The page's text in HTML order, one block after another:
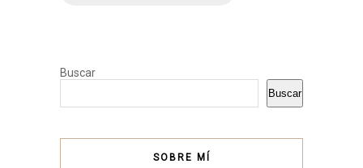
Buscar
Buscar
SOBRE MÍ